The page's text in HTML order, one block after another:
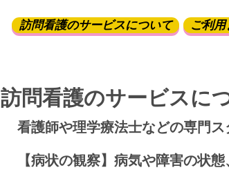
訪問看護のサービスについて ご利
訪問看護のサービスに
看護師や理学療法士などの専門
【病状の観察】病気や障害の状